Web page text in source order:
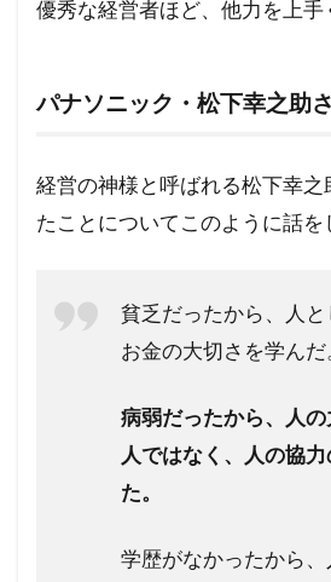
優秀な経営者ほど、他力を上手
パナソニック・松下幸之助
経営の神様と呼ばれる松下幸之
たことについてこのように話を
貧乏だったから、人と
お金の大切さを学んだ
病弱だったから、人
人ではなく、人の協
た。
学歴がなかったから